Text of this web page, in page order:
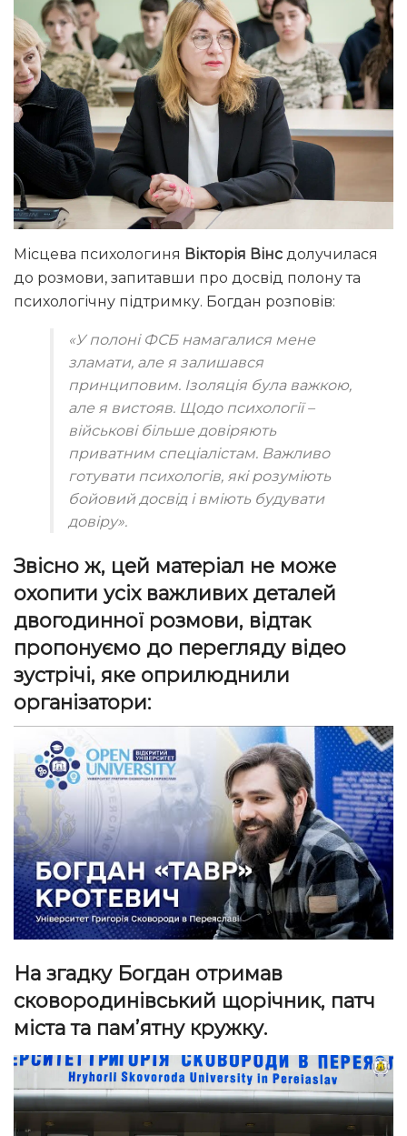
Місцева психологиня Вікторія Вінс долучилася
до розмови, запитавши про досвід полону та
психологічну підтримку. Богдан розповів:
«У полоні ФСБ намагалися мене
зламати, але я залишався
принциповим. Ізоляція була важкою,
але я вистояв. Щодо психології –
військові більше довіряють
приватним спеціалістам. Важливо
готувати психологів, які розуміють
бойовий досвід і вміють будувати
довіру».
Звісно ж, цей матеріал не може
охопити усіх важливих деталей
двогодинної розмови, відтак
пропонуємо до перегляду відео
зустрічі, яке оприлюднили
організатори:
На згадку Богдан отримав
сковородинівський щорічник, патч
міста та пам’ятну кружку.